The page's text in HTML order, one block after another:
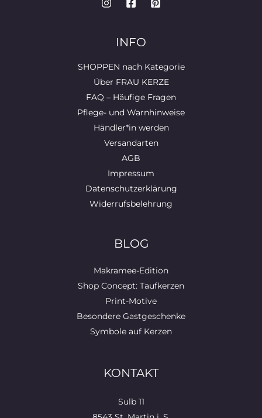
INFO
SHOPPEN nach Kategorie
Über FRAU KERZE
FAQ – Häufige Fragen
Pflege- und Warnhinweise
Händler*in werden
Versandarten
AGB
Impressum
Datenschutzerklärung
Widerrufsbelehrung
BLOG
Makramee-Edition
Shop Concept: Taufkerzen
Print-Motive
Besondere Gastgeschenke
Symbole auf Kerzen
KONTAKT
Sulb 11